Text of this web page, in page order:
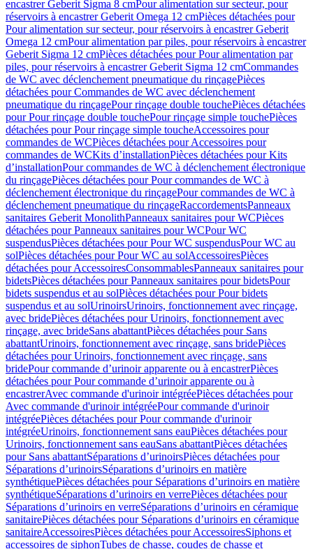
encastrer Geberit Sigma 8 cmPour alimentation sur secteur, pour
réservoirs à encastrer Geberit Omega 12 cmPièces détachées pour
Pour alimentation sur secteur, pour réservoirs à encastrer Geberit
Omega 12 cmPour alimentation par piles, pour réservoirs à encastrer
Geberit Sigma 12 cmPièces détachées pour Pour alimentation par
piles, pour réservoirs à encastrer Geberit Sigma 12 cmCommandes
de WC avec déclenchement pneumatique du rinçagePièces
détachées pour Commandes de WC avec déclenchement
pneumatique du rinçagePour rinçage double touchePièces détachées
pour Pour rinçage double touchePour rinçage simple touchePièces
détachées pour Pour rinçage simple toucheAccessoires pour
commandes de WCPièces détachées pour Accessoires pour
commandes de WCKits d’installationPièces détachées pour Kits
d’installationPour commandes de WC à déclenchement électronique
du rinçagePièces détachées pour Pour commandes de WC à
déclenchement électronique du rinçagePour commandes de WC à
déclenchement pneumatique du rinçageRaccordementsPanneaux
sanitaires Geberit MonolithPanneaux sanitaires pour WCPièces
détachées pour Panneaux sanitaires pour WCPour WC
suspendusPièces détachées pour Pour WC suspendusPour WC au
solPièces détachées pour Pour WC au solAccessoiresPièces
détachées pour AccessoiresConsommablesPanneaux sanitaires pour
bidetsPièces détachées pour Panneaux sanitaires pour bidetsPour
bidets suspendus et au solPièces détachées pour Pour bidets
suspendus et au solUrinoirsUrinoirs, fonctionnement avec rinçage,
avec bridePièces détachées pour Urinoirs, fonctionnement avec
rinçage, avec brideSans abattantPièces détachées pour Sans
abattantUrinoirs, fonctionnement avec rinçage, sans bridePièces
détachées pour Urinoirs, fonctionnement avec rinçage, sans
bridePour commande d’urinoir apparente ou à encastrerPièces
détachées pour Pour commande d’urinoir apparente ou à
encastrerAvec commande d'urinoir intégréePièces détachées pour
Avec commande d'urinoir intégréePour commande d'urinoir
intégréePièces détachées pour Pour commande d'urinoir
intégréeUrinoirs, fonctionnement sans eauPièces détachées pour
Urinoirs, fonctionnement sans eauSans abattantPièces détachées
pour Sans abattantSéparations d’urinoirsPièces détachées pour
Séparations d’urinoirsSéparations d’urinoirs en matière
synthétiquePièces détachées pour Séparations d’urinoirs en matière
synthétiqueSéparations d’urinoirs en verrePièces détachées pour
Séparations d’urinoirs en verreSéparations d’urinoirs en céramique
sanitairePièces détachées pour Séparations d’urinoirs en céramique
sanitaireAccessoiresPièces détachées pour AccessoiresSiphons et
accessoires de siphonTubes de chasse, coudes de chasse et